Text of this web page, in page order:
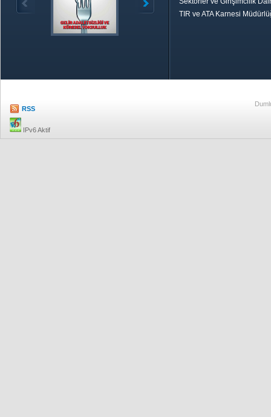
TIR ve ATA Karnesi
RSS
IPv6 Aktif